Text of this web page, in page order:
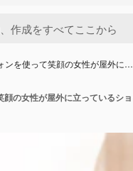
ンを使って笑顔の女性が屋外に…